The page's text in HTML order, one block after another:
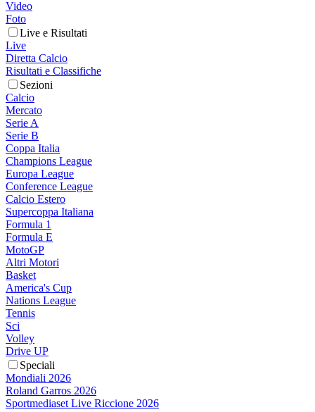
Video
Foto
Live e Risultati
Live
Diretta Calcio
Risultati e Classifiche
Sezioni
Calcio
Mercato
Serie A
Serie B
Coppa Italia
Champions League
Europa League
Conference League
Calcio Estero
Supercoppa Italiana
Formula 1
Formula E
MotoGP
Altri Motori
Basket
America's Cup
Nations League
Tennis
Sci
Volley
Drive UP
Speciali
Mondiali 2026
Roland Garros 2026
Sportmediaset Live Riccione 2026